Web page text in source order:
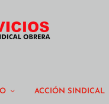
ACCIÓN SINDICAL